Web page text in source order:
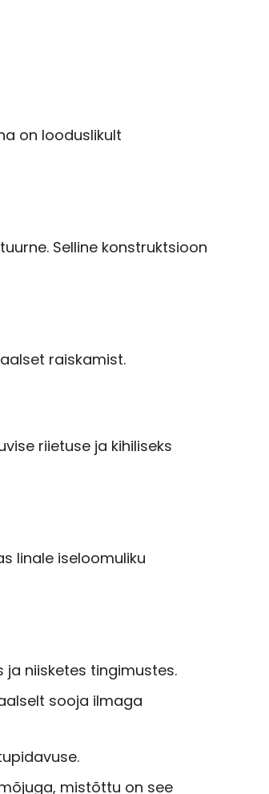
on looduslikult
Selline konstruktsioon
raiskamist.
riietuse ja kihiliseks
linale iseloomuliku
niisketes tingimustes.
sooja ilmaga
mistõttu on see